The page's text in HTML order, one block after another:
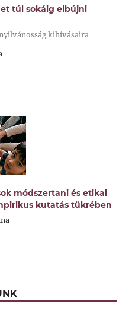
túl sokáig elbújni
kihívásaira
módszertani és etikai
kutatás tükrében